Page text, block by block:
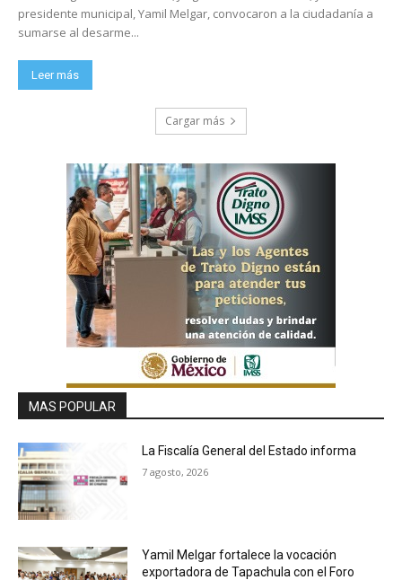
presidente municipal, Yamil Melgar, convocaron a la ciudadanía a
sumarse al desarme...
Leer más
Cargar más
MAS POPULAR
La Fiscalía General del Estado informa
7 agosto, 2026
Yamil Melgar fortalece la vocación
exportadora de Tapachula con el Foro